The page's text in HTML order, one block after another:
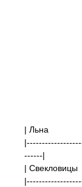
| Льна
------|
|